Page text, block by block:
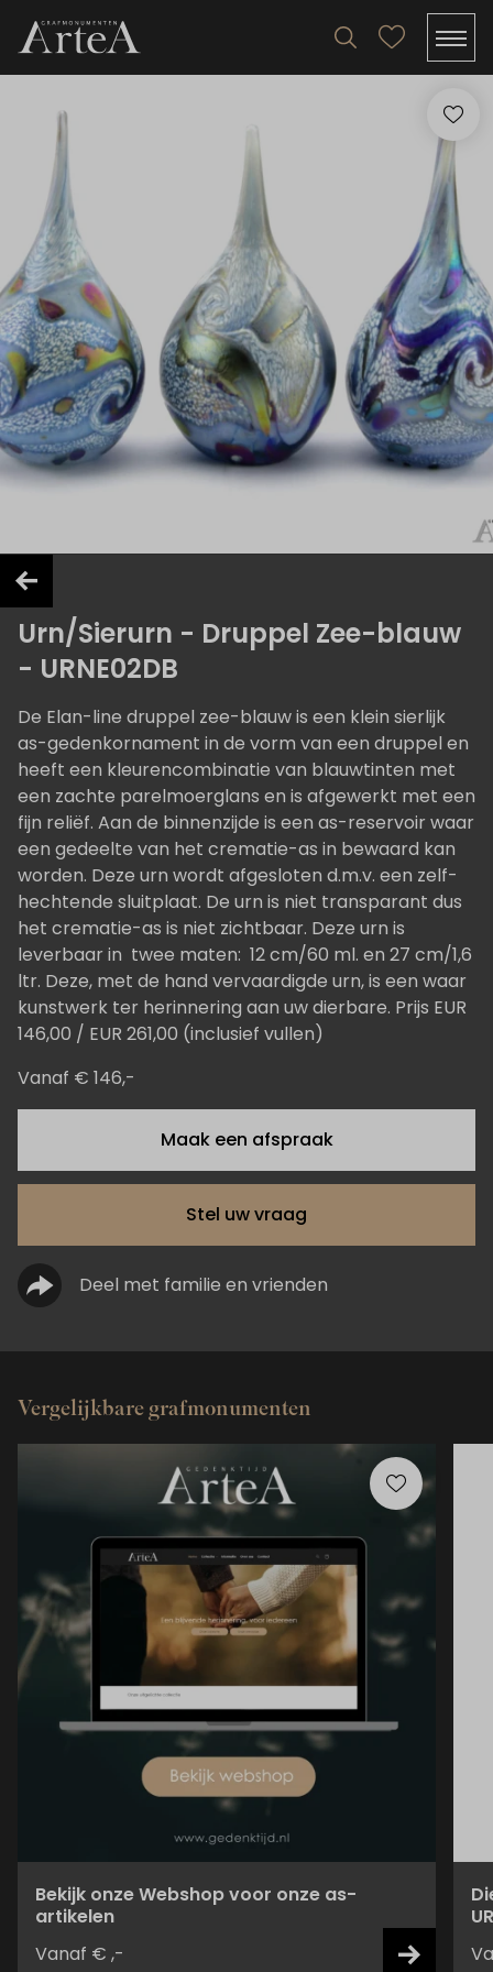
Urn/Sierurn - Druppel Zee-blauw
- URNE02DB
De Elan-line druppel zee-blauw is een klein sierlijk
as-gedenkornament in de vorm van een druppel en
heeft een kleurencombinatie van blauwtinten met
een zachte parelmoerglans en is afgewerkt met een
fijn reliëf. Aan de binnenzijde is een as-reservoir waar
een gedeelte van het crematie-as in bewaard kan
worden. Deze urn wordt afgesloten d.m.v. een zelf-
hechtende sluitplaat. De urn is niet transparant dus
het crematie-as is niet zichtbaar. Deze urn is
leverbaar in twee maten: 12 cm/60 ml. en 27 cm/1,6
ltr. Deze, met de hand vervaardigde urn, is een waar
kunstwerk ter herinnering aan uw dierbare. Prijs EUR
146,00 / EUR 261,00 (inclusief vullen)
Vanaf € 146,-
Maak een afspraak
Stel uw vraag
Deel met familie en vrienden
Vergelijkbare grafmonumenten
Bekijk onze Webshop voor onze as-
artikelen
Vanaf € ,-